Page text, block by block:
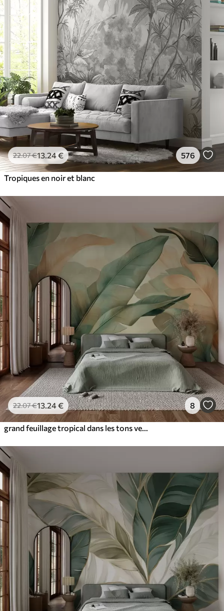
22.07€13.24€ 576
Tropiques en noir et blanc
22.07€13.24€ 8
grand feuillage tropical dans les tons vert et pêche